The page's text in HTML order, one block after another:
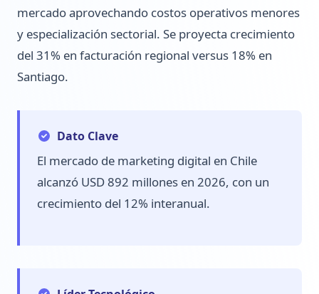
mercado aprovechando costos operativos menores
y especialización sectorial. Se proyecta crecimiento
del 31% en facturación regional versus 18% en
Santiago.
Dato Clave
El mercado de marketing digital en Chile
alcanzó USD 892 millones en 2026, con un
crecimiento del 12% interanual.